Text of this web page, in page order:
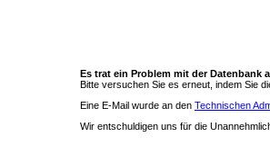
Es trat ein Problem mit der Datenbank
Bitte versuchen Sie es erneut, indem Sie
Eine E-Mail wurde an den Technischen
Wir entschuldigen uns für die